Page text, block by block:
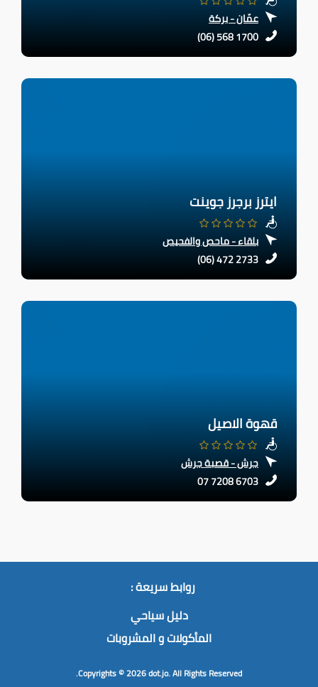
عمّان - بركة
(06) 568 1700
ايترز برجرز جوينت
بلقاء - ماحص والفحيص
(06) 472 2733
قهوة الاصيل
جرش - قصبة جرش
07 7208 6703
روابط سريعة :
دليل سياحي
المأكولات و المشروبات
Copyrights © 2026dot.jo.All Rights Reserved.